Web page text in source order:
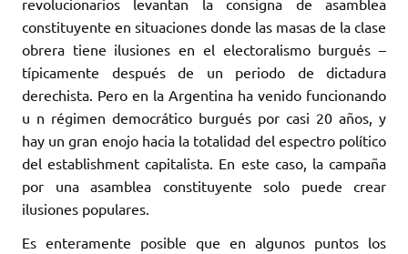
constituyente en situaciones donde las masas de la clase
obrera tiene ilusiones en el electoralismo burgués –
típicamente después de un periodo de dictadura
derechista. Pero en la Argentina ha venido funcionando
u n régimen democrático burgués por casi 20 años, y
hay un gran enojo hacia la totalidad del espectro político
del establishment capitalista. En este caso, la campaña
por una asamblea constituyente solo puede crear
ilusiones populares.
Es enteramente posible que en algunos puntos los